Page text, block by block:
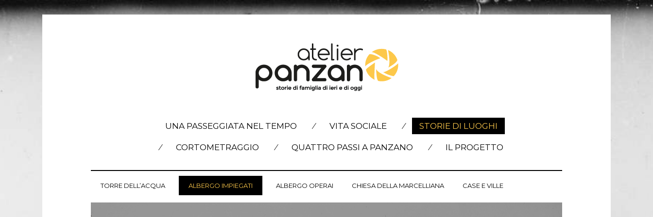
UNA PASSEGGIATA NEL TEMPO VITA SOCIALE STORIE DI LUOGHI
CORTOMETRAGGIO QUATTRO PASSI A PANZANO IL PROGETTO
TORRE DELL’ACQUA ALBERGO IMPIEGATI ALBERGO OPERAI CHIESA DELLA MARCELLIANA CASE E VILLE